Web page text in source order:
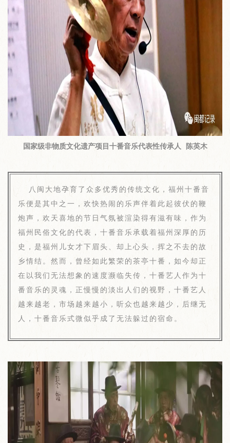
国家级非物质文化遗产项目十番音乐代表性传承人 陈英木
八闽大地孕育了众多优秀的传统文化，福州十番音
乐便是其中之一，欢快热闹的乐声伴着此起彼伏的鞭
炮声，欢天喜地的节日气氛被渲染得有滋有味，作为
福州民俗文化的代表，十番音乐承载着福州深厚的历
史，是福州儿女才下眉头、却上心头，挥之不去的故
乡情结。然而，曾经如此繁荣的茶亭十番，如今却正
在以我们无法想象的速度濒临失传，十番艺人作为十
番音乐的灵魂，正慢慢的淡出人们的视野，十番艺人
越来越老，市场越来越小，听众也越来越少，后继无
人，十番音乐式微似乎成了无法躲过的宿命。